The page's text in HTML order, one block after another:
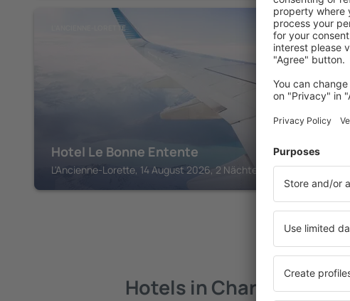
L'ANCIENNE-LORETTE
Hotel Le Bonne Entente
L'Ancienne-Lorette, 14 August 2026, 2 Nächte
Hotels in Charlesbourg